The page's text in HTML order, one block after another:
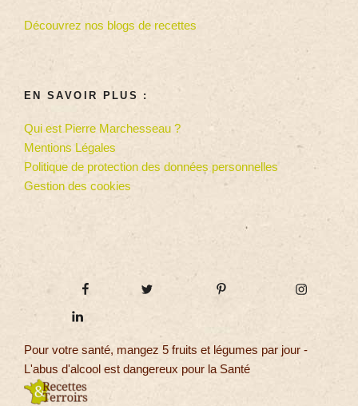
Découvrez nos blogs de recettes
EN SAVOIR PLUS :
Qui est Pierre Marchesseau ?
Mentions Légales
Politique de protection des données personnelles
Gestion des cookies
Pour votre santé, mangez 5 fruits et légumes par jour -
L'abus d'alcool est dangereux pour la Santé